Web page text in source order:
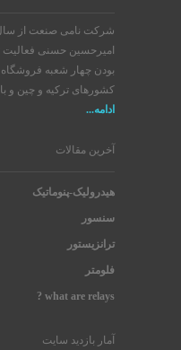
امیرحسین حسنی فعالیت
بودن چهار شعبه فروشگاه
کشورهای ترکیه و چین و با
ادامه...
آخرین مقالات
هیدرولیک-پنوماتیک
سنسور
ترانزیستور
فلومتر
what are relays ?
آمار بازدید سایت